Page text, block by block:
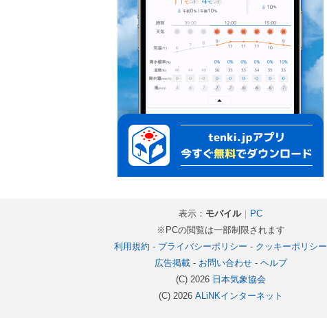
表示： モバイル｜
PC
※PCの閲覧は一部制限されます
利用規約 - プライバシーポリシー - クッキーポリシー
広告掲載- お問い合わせ- ヘルプ
(C) 2026 日本気象協会
(C) 2026 ALiNKインターネット